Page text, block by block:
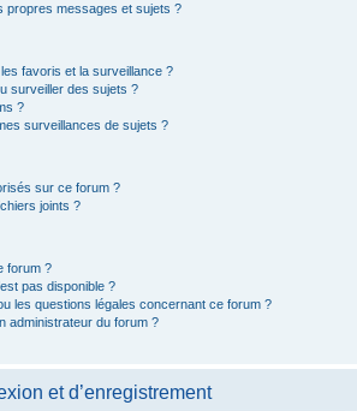
propres messages et sujets ?
favoris et la surveillance ?
surveiller des sujets ?
?
surveillances de sujets ?
sur ce forum ?
joints ?
forum ?
pas disponible ?
les questions légales concernant ce forum ?
administrateur du forum ?
et d’enregistrement